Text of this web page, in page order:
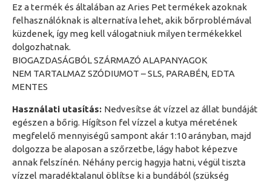
Ez a termék és általában az Aries Pet termékek azoknak
felhasználóknak is alternatíva lehet, akik bőrproblémával
küzdenek, így meg kell válogatniuk milyen termékekkel
dolgozhatnak.
BIOGAZDASÁGBÓL SZÁRMAZÓ ALAPANYAGOK
NEM TARTALMAZ SZÓDIUMOT – SLS, PARABÉN, EDTA
MENTES
Használati utasítás: Nedvesítse át vízzel az állat bundáját
egészen a bőrig. Hígítson fel vízzel a kutya méretének
megfelelő mennyiségű sampont akár 1:10 arányban, majd
dolgozza be alaposan a szőrzetbe, lágy habot képezve
annak felszínén. Néhány percig hagyja hatni, végül tiszta
vízzel maradéktalanul öblítse ki a bundából (szükség